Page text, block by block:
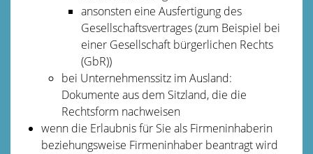
ansonsten eine Ausfertigung des
Gesellschaftsvertrages (zum Beispiel bei
einer Gesellschaft bürgerlichen Rechts
(GbR))
bei Unternehmenssitz im Ausland:
Dokumente aus dem Sitzland, die die
Rechtsform nachweisen
wenn die Erlaubnis für Sie als Firmeninhaberin
beziehungsweise Firmeninhaber beantragt wird